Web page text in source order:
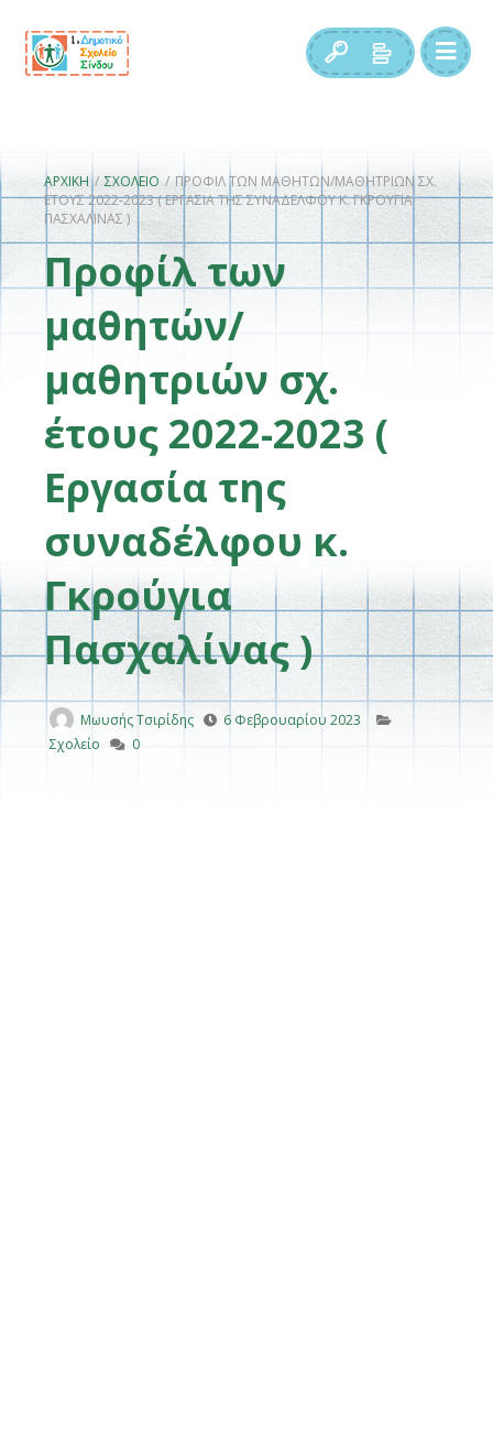
ΑΡΧΙΚΉ / ΣΧΟΛΕΊΟ / ΠΡΟΦΊΛ ΤΩΝ ΜΑΘΗΤΏΝ/ΜΑΘΗΤΡΙΏΝ ΣΧ.
ΈΤΟΥΣ 2022-2023 ( ΕΡΓΑΣΊΑ ΤΗΣ ΣΥΝΑΔΈΛΦΟΥ Κ. ΓΚΡΟΎΓΙΑ
ΠΑΣΧΑΛΊΝΑΣ )
Προφίλ των
μαθητών/
μαθητριών σχ.
έτους 2022-2023 (
Εργασία της
συναδέλφου κ.
Γκρούγια
Πασχαλίνας )
Μωυσής Τσιρίδης
6 Φεβρουαρίου 2023
Σχολείο
0